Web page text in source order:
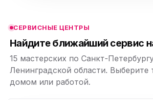
СЕРВИСНЫЕ ЦЕНТРЫ
Найдите ближайший сервис
15 мастерских по Санкт-
Ленинградской области. Выберите
домом или работой.
ю